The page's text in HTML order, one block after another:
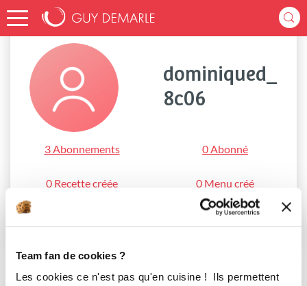
Team fan de cookies ?
Les cookies ce n'est pas qu'en cuisine ! Ils permettent
Accueil dominiqued_8c06
dominiqued_
8c06
3 Abonnements 0 Abonné
0 Recette créée 0 Menu créé